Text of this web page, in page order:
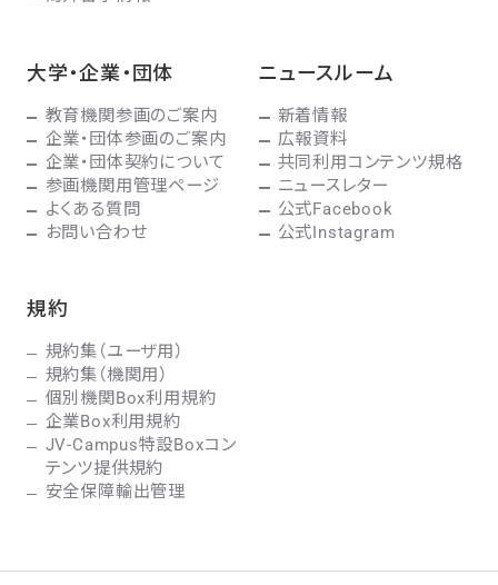
大学・企業・団体
教育機関参画のご案内
企業・団体参画のご案内
企業・団体契約について
参画機関用管理ページ
よくある質問
お問い合わせ
ニュースルーム
新着情報
広報資料
共同利用コンテンツ規格
ニュースレター
公式Facebook
公式Instagram
規約
規約集（ユーザ用）
規約集（機関用）
個別機関Box利用規約
企業Box利用規約
JV-Campus特設Boxコン
テンツ提供規約
安全保障輸出管理